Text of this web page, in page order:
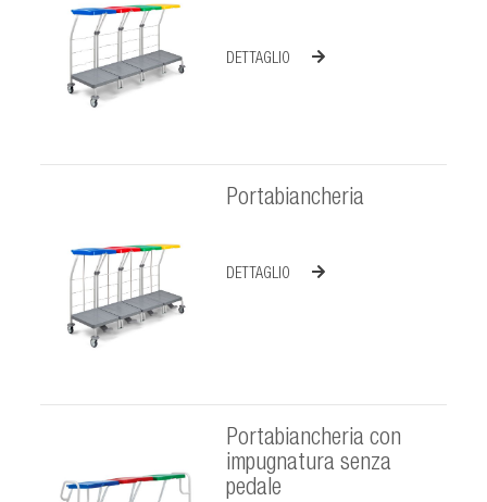
DETTAGLIO
Portabiancheria
DETTAGLIO
Portabiancheria con
impugnatura senza
pedale